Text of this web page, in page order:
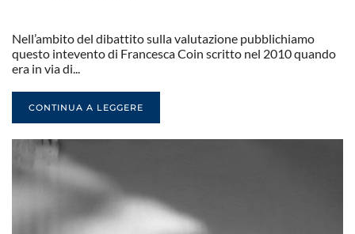
Nell’ambito del dibattito sulla valutazione pubblichiamo
questo intevento di Francesca Coin scritto nel 2010 quando
era in via di...
CONTINUA A LEGGERE